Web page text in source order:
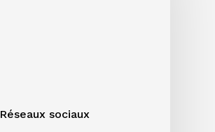
Réseaux sociaux